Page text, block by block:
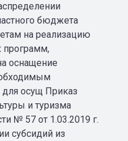
бюджета
на реализацию
программ,
оснащение
осущ Приказ
и туризма
№ 57 от 1.03.2019 г.
субсидий из